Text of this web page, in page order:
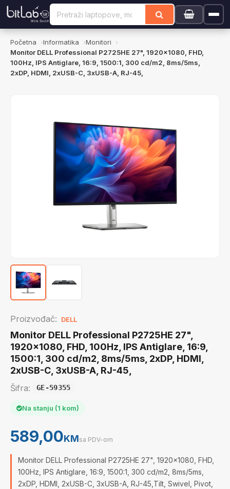
Početna Informatika
Monitori
Monitor DELL Professional P2725HE 27", 1920x1080, FHD,
100Hz, IPS Antiglare, 16:9, 1500:1, 300 cd/m2, 8ms/5ms,
2xDP, HDMI, 2xUSB-C, 3xUSB-A, RJ-45,
Proizvođač: DELL
Monitor DELL Professional P2725HE 27",
1920x1080, FHD, 100Hz, IPS Antiglare, 16:9,
1500:1, 300 cd/m2, 8ms/5ms, 2xDP, HDMI,
2xUSB-C, 3xUSB-A, RJ-45,
Šifra: GE-59355
Na stanju (1 kom)
589,00KMsa PDV-om
Monitor DELL Professional P2725HE 27", 1920x1080, FHD,
100Hz, IPS Antiglare, 16:9, 1500:1, 300 cd/m2, 8ms/5ms,
2xDP, HDMI, 2xUSB-C, 3xUSB-A, RJ-45,Tilt, Swivel, Pivot,